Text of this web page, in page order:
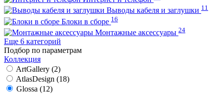
Выводы кабеля и заглушки 11
Блоки в сборе 16
Монтажные аксессуары 24
Еще 6 категорий
Подбор по параметрам
Коллекция
ArtGallery (2)
AtlasDesign (18)
Glossa (12)